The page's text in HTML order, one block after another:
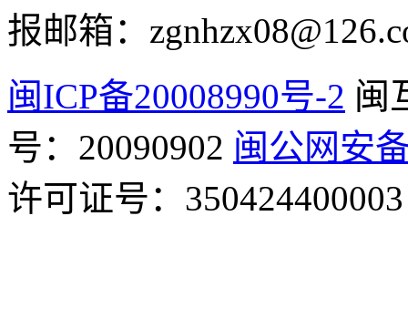
报邮箱：
闽ICP备20008990号-2 闽
号：20090902 闽公网安
许可证号：350424400003